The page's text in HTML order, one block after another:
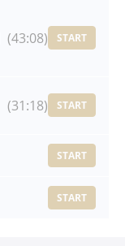
(43:08) START
(31:18) START
START
START